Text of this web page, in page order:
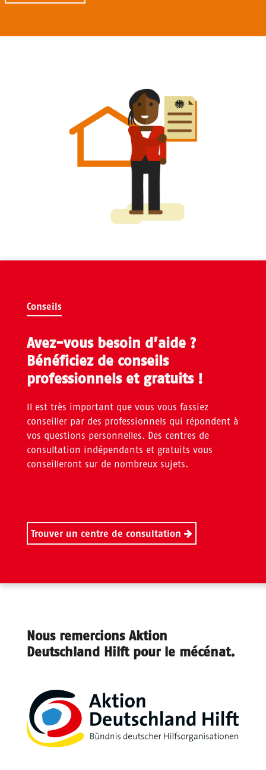
Conseils
Avez-vous besoin d’aide ?
Bénéficiez de conseils
professionnels et gratuits !
Il est très important que vous vous fassiez
conseiller par des professionnels qui répondent à
vos questions personnelles. Des centres de
consultation indépendants et gratuits vous
conseilleront sur de nombreux sujets.
Trouver un centre de consultation
Nous remercions Aktion
Deutschland Hilft pour le mécénat.